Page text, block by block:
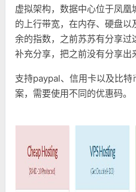
虚拟架构，数据中心位于凤
的上行带宽，在内存、硬盘
余的指数，之前苏苏有分享
补充分享，把之前没有分享出
支持paypal、信用卡以及比
案，需要使用不同的优惠码。